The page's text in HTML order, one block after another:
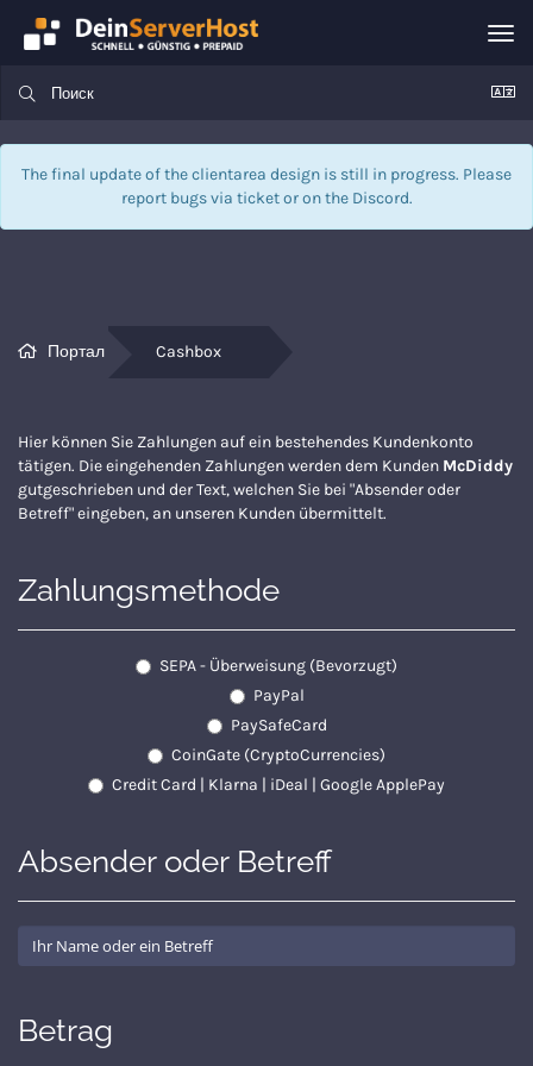
The final update of the clientarea design is still in progress. Please
report bugs via ticketor on the Discord.
Портал Cashbox
Hier können Sie Zahlungen auf ein bestehendes Kundenkonto
tätigen. Die eingehenden Zahlungen werden dem Kunden McDiddy
gutgeschrieben und der Text, welchen Sie bei "Absender oder
Betreff" eingeben, an unseren Kunden übermittelt.
Zahlungsmethode
SEPA - Überweisung (Bevorzugt)
PayPal
PaySafeCard
CoinGate (CryptoCurrencies)
Credit Card | Klarna | iDeal | Google ApplePay
Absender oder Betreff
Betrag